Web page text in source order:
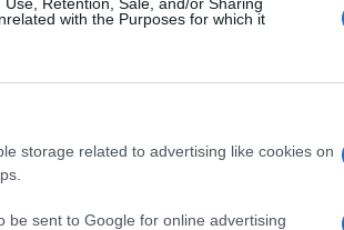
with the Purposes for which it
storage related to advertising like cookies on
be sent to Google for online advertising
2000 /
ισχύουν
Νέα